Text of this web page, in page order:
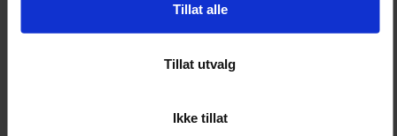
Tillat alle
Tillat utvalg
Ikke tillat
pH-balansert